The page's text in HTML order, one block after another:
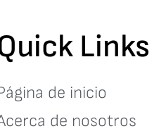
Links
de inicio
de nosotros